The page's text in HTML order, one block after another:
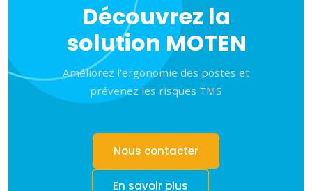
Découvrez la
solution MOTEN
Améliorez l'ergonomie des postes et
prévenez les risques TMS
Nous contacter
En savoir plus